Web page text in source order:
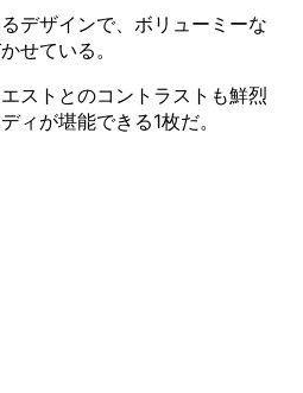
デザインで、ボリューミーな
せている。
ストとのコントラストも鮮烈
ィが堪能できる1枚だ。